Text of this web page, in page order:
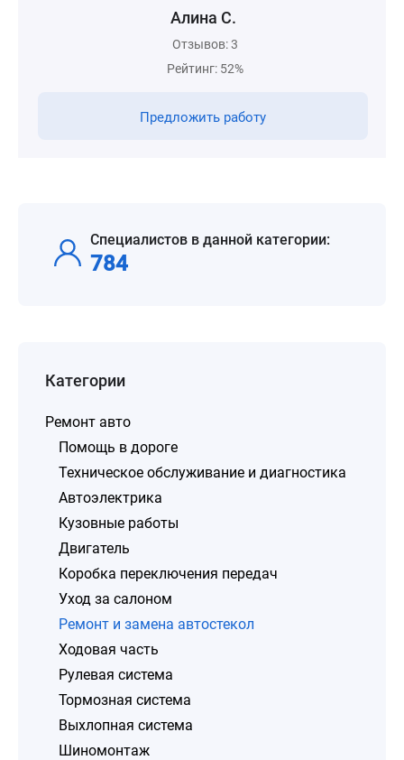
Алина С.
Отзывов: 3
Рейтинг: 52%
Предложить работу
Специалистов в данной категории:
784
Категории
Ремонт авто
Помощь в дороге
Техническое обслуживание и диагностика
Автоэлектрика
Кузовные работы
Двигатель
Коробка переключения передач
Уход за салоном
Ремонт и замена автостекол
Ходовая часть
Рулевая система
Тормозная система
Выхлопная система
Шиномонтаж